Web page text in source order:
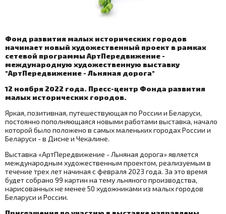
Фонд развития малых исторических городов
начинает новый художественный проект в рамках
сетевой программы АртПередвижение -
международную художественную выставку
"АртПередвижение - Льняная дорога"
12 ноября 2022 года. Пресс-центр Фонда развития
малых исторических городов.
Яркая, позитивная, путешествующая по России и Беларуси,
постоянно пополняющаяся новыми работами выставка, начало
которой было положено в самых маленьких городах России и
Беларуси - в Дисне и Чекалине.
Выставка «АртПередвижение - Льняная дорога» является
международным художественным проектом, реализуемым в
течение трех лет начиная с февраля 2023 года. За это время
будет собрано 99 картин на тему льняного производства,
нарисованных не менее 50 художниками из малых городов
Беларуси и России.